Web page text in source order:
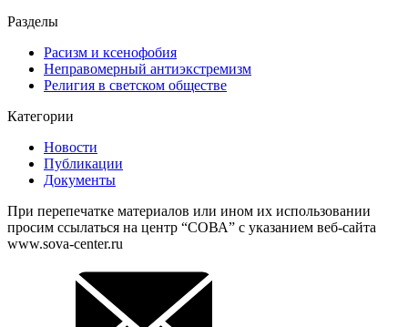
Разделы
Расизм и ксенофобия
Неправомерный антиэкстремизм
Религия в светском обществе
Категории
Новости
Публикации
Документы
При перепечатке материалов или ином их использовании
просим ссылаться на центр “СОВА” с указанием веб-сайта
www.sova-center.ru